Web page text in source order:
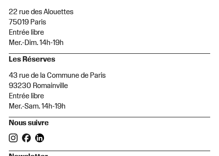
22 rue des Alouettes
75019 Paris
Entrée libre
Mer.-Dim. 14h-19h
Les Réserves
43 rue de la Commune de Paris
93230 Romainville
Entrée libre
Mer.-Sam. 14h-19h
Nous suivre